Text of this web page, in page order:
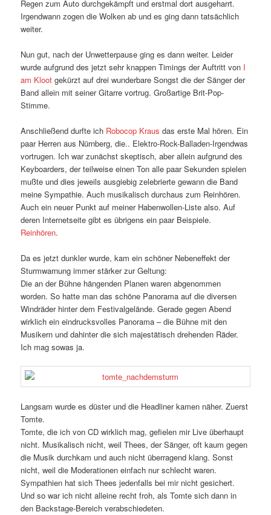
Regen zum Auto durchgekämpft und erstmal dort ausgeharrt.
Irgendwann zogen die Wolken ab und es ging dann tatsächlich
weiter.
Nun gut, nach der Unwetterpause ging es dann weiter. Leider
wurde aufgrund des jetzt sehr knappen Timings der Auftritt von I
am Kloot gekürzt auf drei wunderbare Songst die der Sänger der
Band allein mit seiner Gitarre vortrug. Großartige Brit-Pop-
Stimme.
Anschließend durfte ich Robocop Kraus das erste Mal hören. Ein
paar Herren aus Nürnberg, die.. Elektro-Rock-Balladen-Irgendwas
vortrugen. Ich war zunächst skeptisch, aber allein aufgrund des
Keyboarders, der teilweise einen Ton alle paar Sekunden spielen
mußte und dies jeweils ausgiebig zelebrierte gewann die Band
meine Sympathie. Auch musikalisch durchaus zum Reinhören.
Auch ein neuer Punkt auf meiner Habenwollen-Liste also. Auf
deren Internetseite gibt es übrigens ein paar Beispiele.
Reinhören.
Da es jetzt dunkler wurde, kam ein schöner Nebeneffekt der
Sturmwarnung immer stärker zur Geltung:
Die an der Bühne hängenden Planen waren abgenommen
worden. So hatte man das schöne Panorama auf die diversen
Windräder hinter dem Festivalgelände. Gerade gegen Abend
wirklich ein eindrucksvolles Panorama – die Bühne mit den
Musikern und dahinter die sich majestätisch drehenden Räder.
Ich mag sowas ja.
Langsam wurde es düster und die Headliner kamen näher. Zuerst
Tomte.
Tomte, die ich von CD wirklich mag, gefielen mir Live überhaupt
nicht. Musikalisch nicht, weil Thees, der Sänger, oft kaum gegen
die Musik durchkam und auch nicht überragend klang. Sonst
nicht, weil die Moderationen einfach nur schlecht waren.
Sympathien hat sich Thees jedenfalls bei mir nicht gesichert.
Und so war ich nicht alleine recht froh, als Tomte sich dann in
den Backstage-Bereich verabschiedeten.